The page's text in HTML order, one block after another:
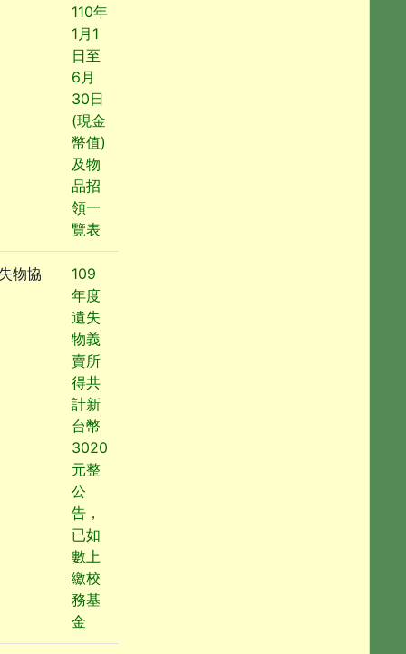
110年
1月1
日至
6月
30日
(現金
幣值)
及物
品招
領一
覽表
物協
109
年度
遺失
物義
賣所
得共
計新
台幣
3020
元整
公
告，
已如
數上
繳校
務基
金